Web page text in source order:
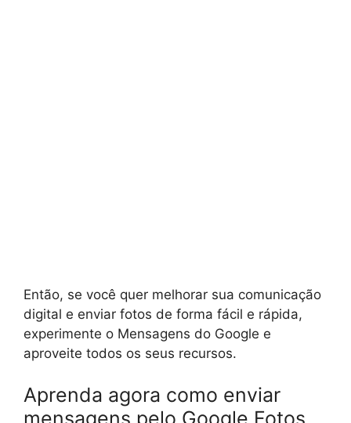
Então, se você quer melhorar sua comunicação
digital e enviar fotos de forma fácil e rápida,
experimente o Mensagens do Google e
aproveite todos os seus recursos.
Aprenda agora como enviar